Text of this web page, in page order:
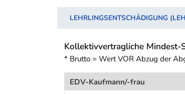
LEHRLINGSENTSCHÄDIGUNG
Kollektivvertragliche Mindest-
* Brutto = Wert VOR Abzug der
EDV-Kaufmann/-frau